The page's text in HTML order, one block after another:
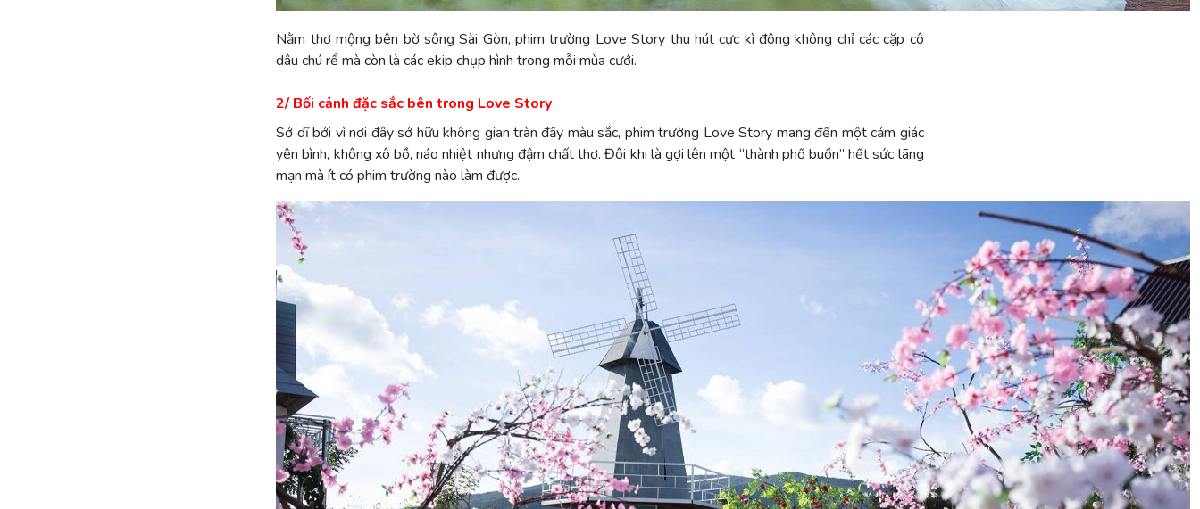
Nằm thơ mộng bên bờ sông Sài Gòn, phim trường Love Story thu hút cực kì đông không chỉ các cặp cô
dâu chú rể mà còn là các ekip chụp hình trong mỗi mùa cưới.
2/ Bối cảnh đặc sắc bên trong Love Story
Sở dĩ bởi vì nơi đây sở hữu không gian tràn đầy màu sắc, phim trường Love Story mang đến một cảm giác
yên bình, không xô bồ, náo nhiệt nhưng đậm chất thơ. Đôi khi là gợi lên một “thành phố buồn” hết sức lãng
mạn mà ít có phim trường nào làm được.